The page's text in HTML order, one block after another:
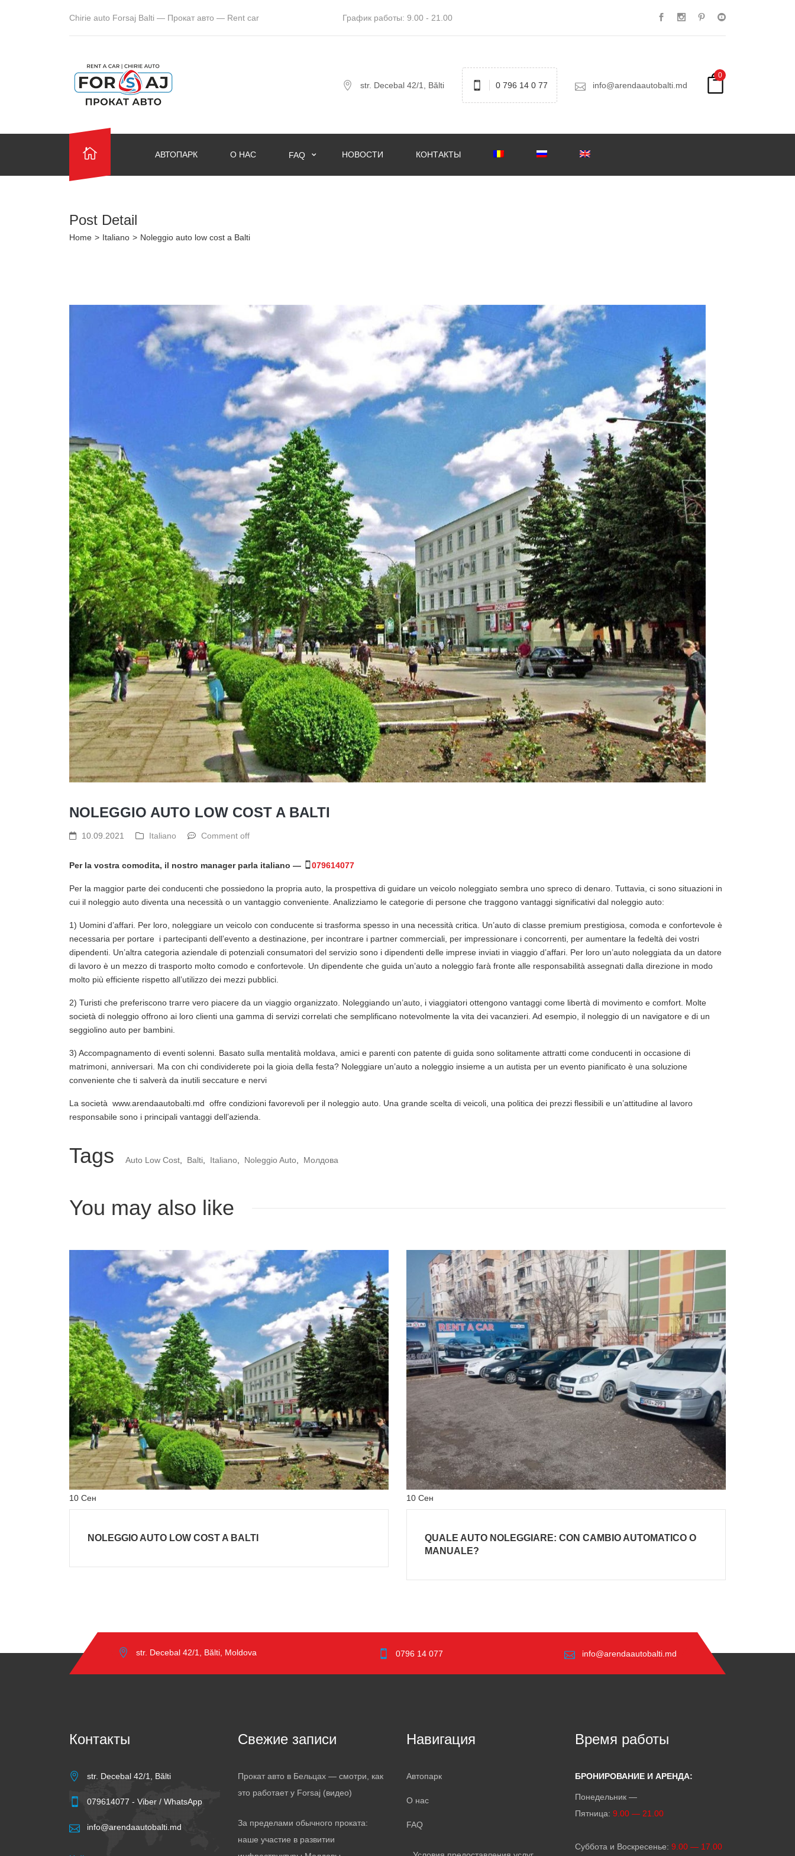
Chirie auto Forsaj Balti — Прокат авто — Rent car График работы: 9.00 - 21.00
str. Decebal 42/1, Bălti 0 796 14 0 77 info@arendaautobalti.md
0
АВТОПАРК О НАС FAQ НОВОСТИ КОНТАКТЫ
Post Detail
Home > Italiano > Noleggio auto low cost a Balti
NOLEGGIO AUTO LOW COST A BALTI
10.09.2021 Italiano Comment off
Per la vostra comodita, il nostro manager parla italiano — 079614077
Per la maggior parte dei conducenti che possiedono la propria auto, la prospettiva di guidare un veicolo noleggiato sembra uno spreco di denaro. Tuttavia, ci sono situazioni in
cui il noleggio auto diventa una necessità o un vantaggio conveniente. Analizziamo le categorie di persone che traggono vantaggi significativi dal noleggio auto:
1) Uomini d’affari. Per loro, noleggiare un veicolo con conducente si trasforma spesso in una necessità critica. Un’auto di classe premium prestigiosa, comoda e confortevole è
necessaria per portare i partecipanti dell’evento a destinazione, per incontrare i partner commerciali, per impressionare i concorrenti, per aumentare la fedeltà dei vostri
dipendenti. Un’altra categoria aziendale di potenziali consumatori del servizio sono i dipendenti delle imprese inviati in viaggio d’affari. Per loro un’auto noleggiata da un datore
di lavoro è un mezzo di trasporto molto comodo e confortevole. Un dipendente che guida un’auto a noleggio farà fronte alle responsabilità assegnati dalla direzione in modo
molto più efficiente rispetto all’utilizzo dei mezzi pubblici.
2) Turisti che preferiscono trarre vero piacere da un viaggio organizzato. Noleggiando un’auto, i viaggiatori ottengono vantaggi come libertà di movimento e comfort. Molte
società di noleggio offrono ai loro clienti una gamma di servizi correlati che semplificano notevolmente la vita dei vacanzieri. Ad esempio, il noleggio di un navigatore e di un
seggiolino auto per bambini.
3) Accompagnamento di eventi solenni. Basato sulla mentalità moldava, amici e parenti con patente di guida sono solitamente attratti come conducenti in occasione di
matrimoni, anniversari. Ma con chi condividerete poi la gioia della festa? Noleggiare un’auto a noleggio insieme a un autista per un evento pianificato è una soluzione
conveniente che ti salverà da inutili seccature e nervi
La società www.arendaautobalti.md offre condizioni favorevoli per il noleggio auto. Una grande scelta di veicoli, una politica dei prezzi flessibili e un’attitudine al lavoro
responsabile sono i principali vantaggi dell’azienda.
Tags Auto Low Cost Balti Italiano Noleggio Auto Молдова
You may also like
10 Сен
NOLEGGIO AUTO LOW COST A BALTI
10 Сен
QUALE AUTO NOLEGGIARE: CON CAMBIO AUTOMATICO O
MANUALE?
str. Decebal 42/1, Bălti, Moldova 0796 14 077 info@arendaautobalti.md
Контакты
str. Decebal 42/1, Bălti
079614077 - Viber / WhatsApp
info@arendaautobalti.md
Свежие записи
Прокат авто в Бельцах — смотри, как
это работает у Forsaj (видео)
За пределами обычного проката:
наше участие в развитии
Навигация
Автопарк
О нас
FAQ
Время работы
БРОНИРОВАНИЕ И АРЕНДА:
Понедельник —
Пятница: 9.00 — 21.00
Суббота и Воскресенье: 9.00 — 17.00